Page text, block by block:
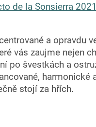
de la Sonsierra
a opravdu
vás zaujme nejen
po švestkách a
harmonické
stojí za hřích.